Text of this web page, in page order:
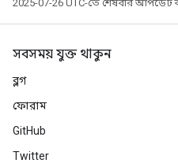
2025-07-26 UTC-তে শেষবার আপডেট
সবসময় যুক্ত থাকুন
ব্লগ
ফোরাম
GitHub
Twitter